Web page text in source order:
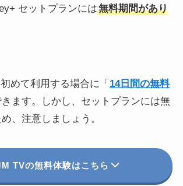
セットプランには無料期間があり
めて利用する場合に「 14日間の無料
きます。しかし、セットプランには無
、注意しましょう。
TVの無料体験はこちら